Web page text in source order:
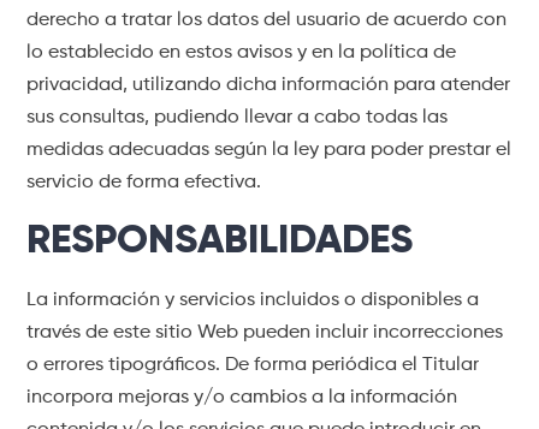
derecho a tratar los datos del usuario de acuerdo con
lo establecido en estos avisos y en la política de
privacidad, utilizando dicha información para atender
sus consultas, pudiendo llevar a cabo todas las
medidas adecuadas según la ley para poder prestar el
servicio de forma efectiva.
RESPONSABILIDADES
La información y servicios incluidos o disponibles a
través de este sitio Web pueden incluir incorrecciones
o errores tipográficos. De forma periódica el Titular
incorpora mejoras y/o cambios a la información